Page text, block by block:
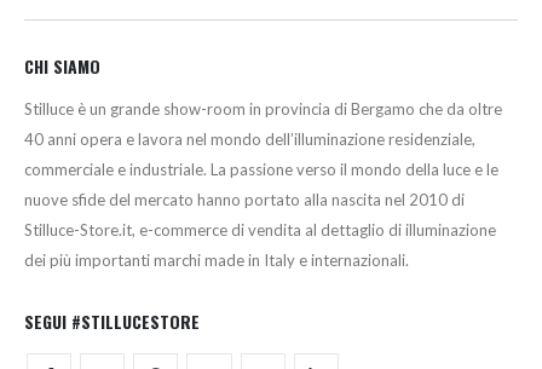
CHI SIAMO
Stilluce è un grande show-room in provincia di Bergamo che da oltre
40 anni opera e lavora nel mondo dell’illuminazione residenziale,
commerciale e industriale. La passione verso il mondo della luce e le
nuove sfide del mercato hanno portato alla nascita nel 2010 di
Stilluce-Store.it, e-commerce di vendita al dettaglio di illuminazione
dei più importanti marchi made in Italy e internazionali.
SEGUI #STILLUCESTORE